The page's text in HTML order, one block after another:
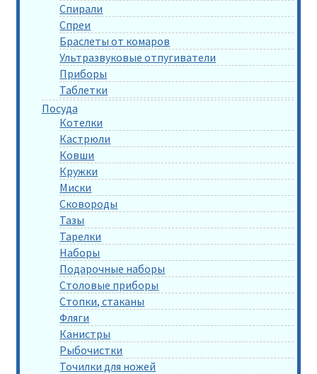
Спирали
Спреи
Браслеты от комаров
Ультразвуковые отпугиватели
Приборы
Таблетки
Посуда
Котелки
Кастрюли
Ковши
Кружки
Миски
Сковороды
Тазы
Тарелки
Наборы
Подарочные наборы
Столовые приборы
Стопки, стаканы
Фляги
Канистры
Рыбочистки
Точилки для ножей